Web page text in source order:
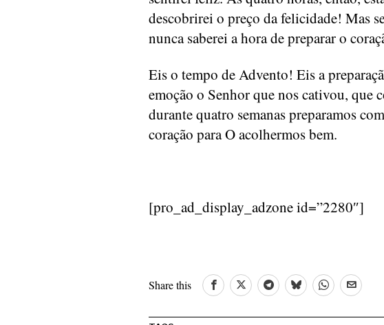
descobrirei o preço da felicidade! Mas
nunca saberei a hora de preparar o
Eis o tempo de Advento! Eis a
emoção o Senhor que nos cativou, que
durante quatro semanas preparamos
coração para O acolhermos bem.
[pro_ad_display_adzone id=”2280″]
Share this